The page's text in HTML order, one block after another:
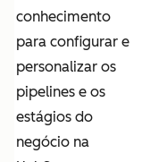
conhecimento
para configurar e
personalizar os
pipelines e os
estágios do
negócio na